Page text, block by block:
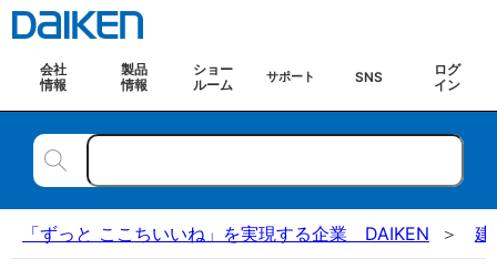
会社
情報
製品
情報
ショー
ルーム
サポート SNS
ログ
イン
「ずっと ここちいいね」を実現する企業 DAIKEN 建